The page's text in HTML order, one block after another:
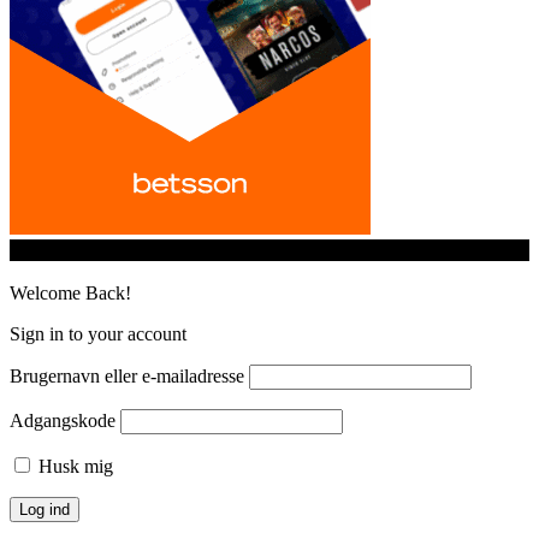
Welcome Back!
Sign in to your account
Brugernavn eller e-mailadresse
Adgangskode
Husk mig